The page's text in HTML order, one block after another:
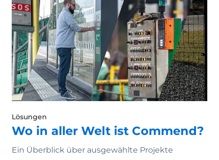
Lösungen
Wo in aller Welt ist Commend?
Ein Überblick über ausgewählte Projekte